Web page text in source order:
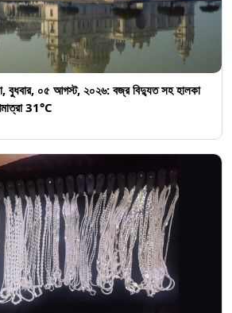
বুধবার, ০৫ আগস্ট, ২০২৬: বজ্র বিদ্যুত সহ হালকা
31°C